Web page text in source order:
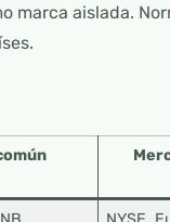
marca aislada.